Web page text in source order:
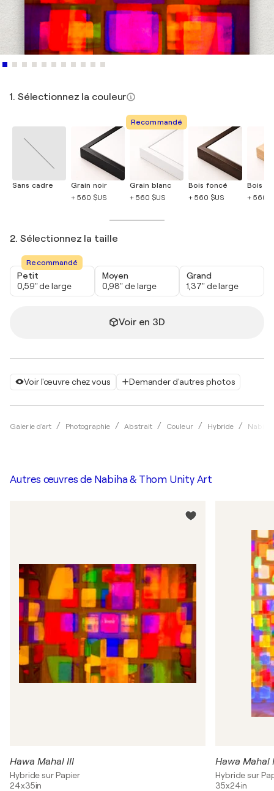
Voir l'œuvre chez vous Demander d'autres photos
Galerie d'art Photographie Abstrait Couleur Hybride
1. Sélectionnez la couleur
Sans cadre
Grain noir
+ 560 $US
Recommandé
Grain blanc
+ 560 $US
Bois foncé
+ 560 $US
Bois
+ 560
2. Sélectionnez la taille
Recommandé
Petit
0,59" de large
Moyen
0,98" de large
Grand
1,37" de large
Voir en 3D
Autres œuvres de Nabiha & Thom Unity Art
Hawa Mahal III
Hybride sur Papier
24x35in
Hawa Mahal
Hybride sur
35x24in